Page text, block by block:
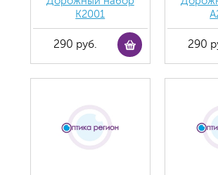
К2001
290 руб. 290